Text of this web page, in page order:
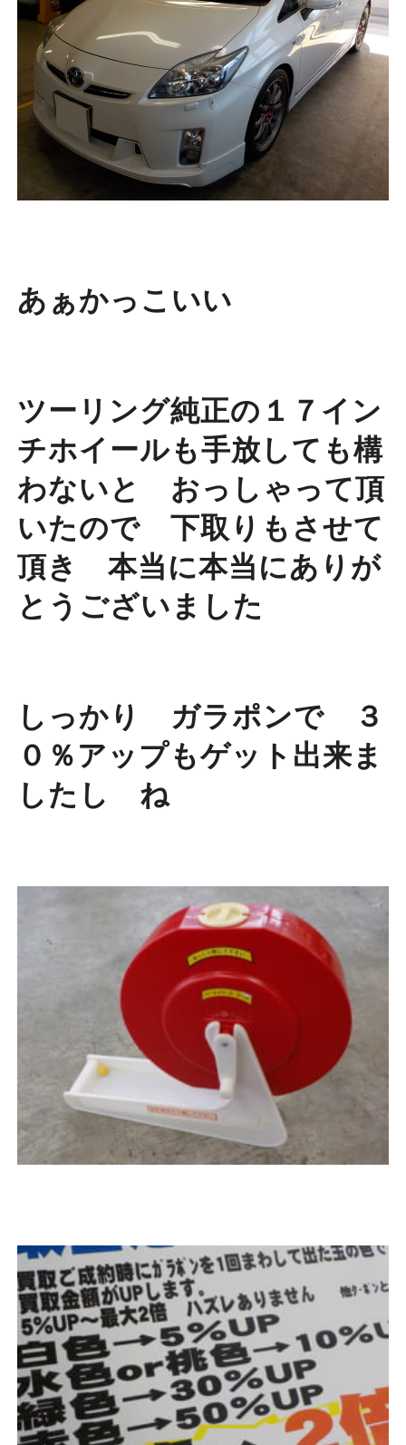
あぁかっこいい
ツーリング純正の１７イン
チホイールも手放しても構
わないと おっしゃって頂
いたので 下取りもさせて
頂き 本当に本当にありが
とうございました
しっかり ガラポンで ３
０％アップもゲット出来ま
したし ね